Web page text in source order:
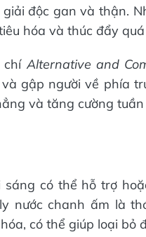
độc gan và thận.
hóa và thúc đẩy
chíAlternative and
gập người về phía
và tăng cường tuần
có thể hỗ trợ
nước chanh ấm là
có thể giúp loại bỏ